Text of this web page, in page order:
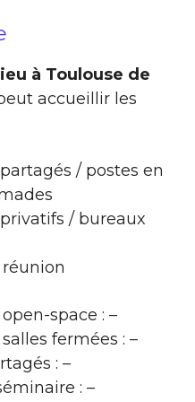
à Toulouse de
accueillir les
/ postes en
/ bureaux
réunion
space : –
fermées : –
: –
: –